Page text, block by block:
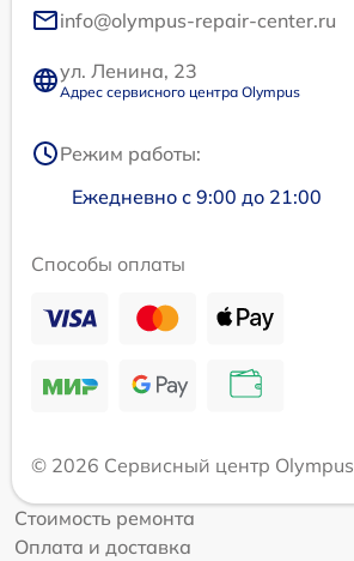
info@olympus-repair-center.ru
ул. Ленина, 23
Адрес сервисного центра Olympus
Режим работы:
Ежедневно с 9:00 до 21:00
Способы оплаты
© 2026 Сервисный центр Olympus
Стоимость ремонта
Оплата и доставка